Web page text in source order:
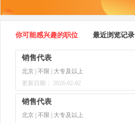
你可能感兴趣的职位 最近浏览记录
销售代表
北京 | 不限 | 大专及以上
更新日期： 2026-02-02
销售代表
北京 | 不限 | 大专及以上